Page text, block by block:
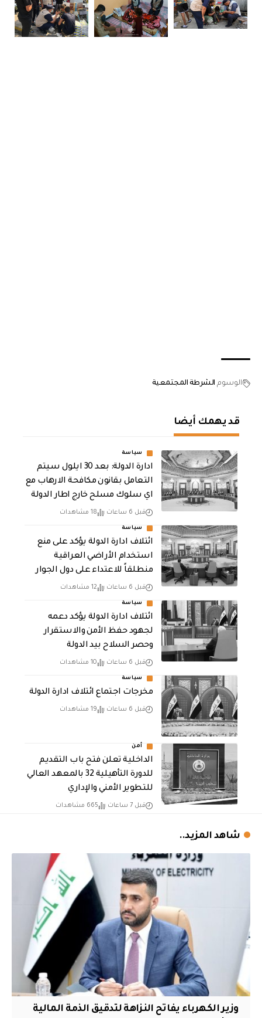
الوسوم الشرطة المجتمعية
قد يهمك أيضا
سياسة
ادارة الدولة: بعد 30 ايلول سيتم
التعامل بقانون مكافحة الارهاب مع
اي سلوك مسلح خارج اطار الدولة
قبل 6 ساعات 18 مشاهدات
سياسة
ائتلاف ادارة الدولة يؤكد على منع
استخدام الأراضي العراقية
منطلقاً للاعتداء على دول الجوار
قبل 6 ساعات 12 مشاهدات
سياسة
ائتلاف ادارة الدولة يؤكد دعمه
لجهود حفظ الأمن والاستقرار
وحصر السلاح بيد الدولة
قبل 6 ساعات 10 مشاهدات
سياسة
مخرجات اجتماع ائتلاف ادارة الدولة
قبل 6 ساعات 19 مشاهدات
أمن
الداخلية تعلن فتح باب التقديم
للدورة التأهيلية 32 بالمعهد العالي
للتطوير الأمني والإداري
قبل 7 ساعات 665 مشاهدات
شاهد المزيد..
وزير الكهرباء يفاتح النزاهة لتدقيق الذمة المالية